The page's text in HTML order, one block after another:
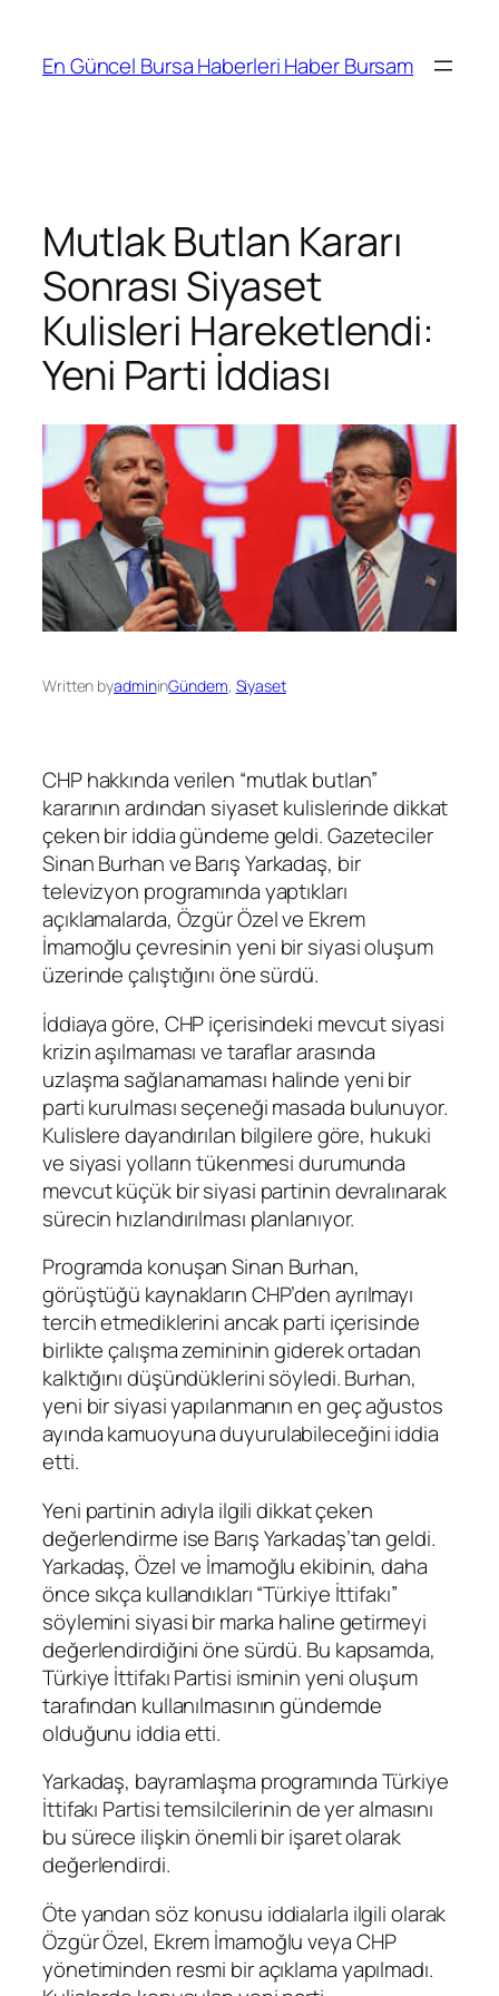
En Güncel Bursa Haberleri Haber Bursam
Mutlak Butlan Kararı
Sonrası Siyaset
Kulisleri Hareketlendi:
Yeni Parti İddiası
Written byadmininGündem, Siyaset
CHP hakkında verilen “mutlak butlan”
kararının ardından siyaset kulislerinde dikkat
çeken bir iddia gündeme geldi. Gazeteciler
Sinan BurhanveBarış Yarkadaş, bir
televizyon programında yaptıkları
açıklamalarda, Özgür Özelve Ekrem
İmamoğluçevresinin yeni bir siyasi oluşum
üzerinde çalıştığını öne sürdü.
İddiaya göre, CHP içerisindeki mevcut siyasi
krizin aşılmaması ve taraflar arasında
uzlaşma sağlanamaması halinde yeni bir
parti kurulması seçeneği masada bulunuyor.
Kulislere dayandırılan bilgilere göre, hukuki
ve siyasi yolların tükenmesi durumunda
mevcut küçük bir siyasi partinin devralınarak
sürecin hızlandırılması planlanıyor.
Programda konuşan Sinan Burhan,
görüştüğü kaynakların CHP’den ayrılmayı
tercih etmediklerini ancak parti içerisinde
birlikte çalışma zemininin giderek ortadan
kalktığını düşündüklerini söyledi. Burhan,
yeni bir siyasi yapılanmanın en geç ağustos
ayında kamuoyuna duyurulabileceğini iddia
etti.
Yeni partinin adıyla ilgili dikkat çeken
değerlendirme ise Barış Yarkadaş’tan geldi.
Yarkadaş, Özel ve İmamoğlu ekibinin, daha
önce sıkça kullandıkları “Türkiye İttifakı”
söylemini siyasi bir marka haline getirmeyi
değerlendirdiğini öne sürdü. Bu kapsamda,
Türkiye İttifakı Partisi isminin yeni oluşum
tarafından kullanılmasının gündemde
olduğunu iddia etti.
Yarkadaş, bayramlaşma programında Türkiye
İttifakı Partisi temsilcilerinin de yer almasını
bu sürece ilişkin önemli bir işaret olarak
değerlendirdi.
Öte yandan söz konusu iddialarla ilgili olarak
Özgür Özel, Ekrem İmamoğlu veya CHP
yönetiminden resmi bir açıklama yapılmadı.